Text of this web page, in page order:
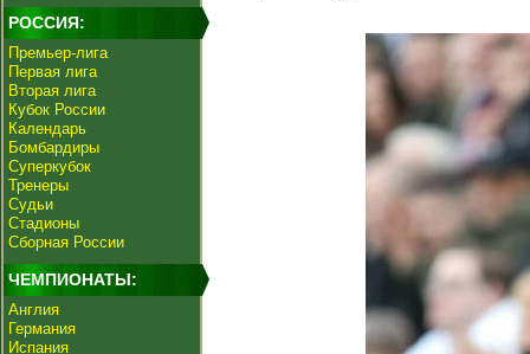
РОССИЯ:
Премьер-лига
Первая лига
Вторая лига
Кубок России
Календарь
Бомбардиры
Суперкубок
Тренеры
Судьи
Стадионы
Сборная России
ЧЕМПИОНАТЫ:
Англия
Германия
Испания